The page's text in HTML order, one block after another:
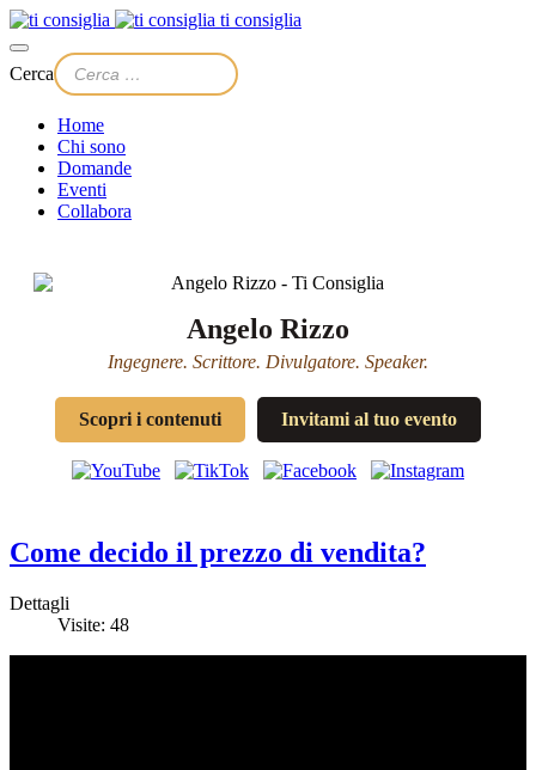
ti consiglia
Cerca
Home
Chi sono
Domande
Eventi
Collabora
Angelo Rizzo
Ingegnere. Scrittore. Divulgatore. Speaker.
Scopri i contenuti Invitami al tuo evento
Come decido il prezzo di vendita?
Dettagli
Visite: 48